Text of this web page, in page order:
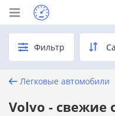
Фильтр
Легковые автомобили
Volvo - свежие